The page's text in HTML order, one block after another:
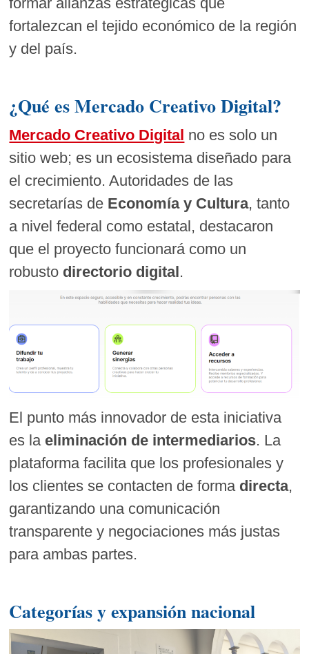
fortalezcan el tejido económico de la región
y del país.
¿Qué es Mercado Creativo Digital?
Mercado Creativo Digital no es solo un
sitio web; es un ecosistema diseñado para
el crecimiento. Autoridades de las
secretarías de Economía y Cultura, tanto
a nivel federal como estatal, destacaron
que el proyecto funcionará como un
robusto directorio digital.
El punto más innovador de esta iniciativa
es la eliminación de intermediarios. La
plataforma facilita que los profesionales y
los clientes se contacten de forma directa,
garantizando una comunicación
transparente y negociaciones más justas
para ambas partes.
Categorías y expansión nacional